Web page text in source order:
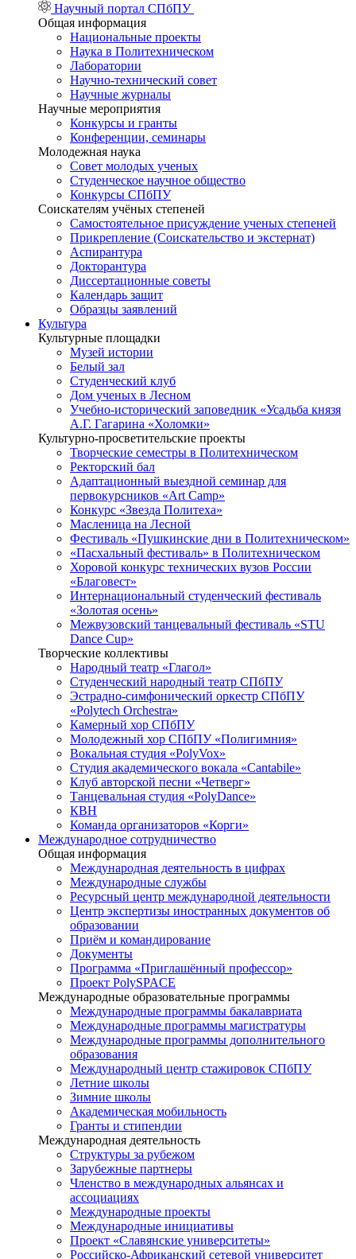
Научный портал СПбПУ
Общая информация
Национальные проекты
Наука в Политехническом
Лаборатории
Научно-технический совет
Научные журналы
Научные мероприятия
Конкурсы и гранты
Конференции, семинары
Молодежная наука
Совет молодых ученых
Студенческое научное общество
Конкурсы СПбПУ
Соискателям учёных степеней
Самостоятельное присуждение ученых степеней
Прикрепление (Соискательство и экстернат)
Аспирантура
Докторантура
Диссертационные советы
Календарь защит
Образцы заявлений
Культура
Культурные площадки
Музей истории
Белый зал
Студенческий клуб
Дом ученых в Лесном
Учебно-исторический заповедник «Усадьба князя
А.Г. Гагарина «Холомки»
Культурно-просветительские проекты
Творческие семестры в Политехническом
Ректорский бал
Адаптационный выездной семинар для
первокурсников «Art Camp»
Конкурс «Звезда Политеха»
Масленица на Лесной
Фестиваль «Пушкинские дни в Политехническом»
«Пасхальный фестиваль» в Политехническом
Хоровой конкурс технических вузов России
«Благовест»
Интернациональный студенческий фестиваль
«Золотая осень»
Межвузовский танцевальный фестиваль «STU
Dance Cup»
Творческие коллективы
Народный театр «Глагол»
Студенческий народный театр СПбПУ
Эстрадно-симфонический оркестр СПбПУ
«Polytech Orchestra»
Камерный хор СПбПУ
Молодежный хор СПбПУ «Полигимния»
Вокальная студия «PolyVox»
Студия академического вокала «Cantabile»
Клуб авторской песни «Четверг»
Танцевальная студия «PolyDance»
КВН
Команда организаторов «Корги»
Международное сотрудничество
Общая информация
Международная деятельность в цифрах
Международные службы
Ресурсный центр международной деятельности
Центр экспертизы иностранных документов об
образовании
Приём и командирование
Документы
Программа «Приглашённый профессор»
Проект PolySPACE
Международные образовательные программы
Международные программы бакалавриата
Международные программы магистратуры
Международные программы дополнительного
образования
Международный центр стажировок СПбПУ
Летние школы
Зимние школы
Академическая мобильность
Гранты и стипендии
Международная деятельность
Структуры за рубежом
Зарубежные партнеры
Членство в международных альянсах и
ассоциациях
Международные проекты
Международные инициативы
Проект «Славянские университеты»
Российско-Африканский сетевой университет